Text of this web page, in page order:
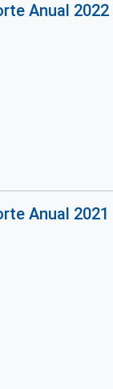
Anual 2022
Anual 2021